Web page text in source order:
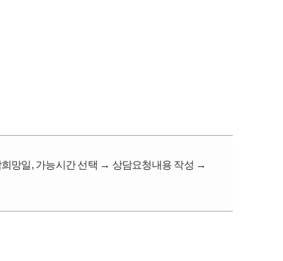
망일, 가능시간 선택 → 상담요청내용 작성 →